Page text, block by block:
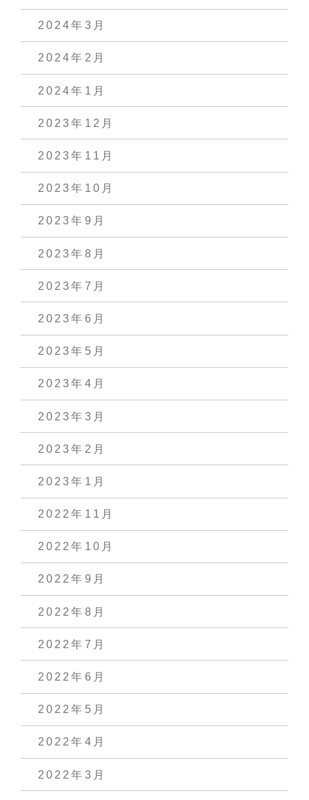
2024年3月
2024年2月
2024年1月
2023年12月
2023年11月
2023年10月
2023年9月
2023年8月
2023年7月
2023年6月
2023年5月
2023年4月
2023年3月
2023年2月
2023年1月
2022年11月
2022年10月
2022年9月
2022年8月
2022年7月
2022年6月
2022年5月
2022年4月
2022年3月